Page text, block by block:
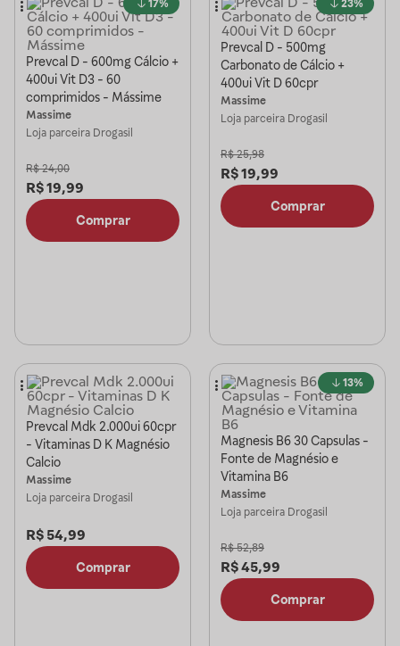
17%
Prevcal D - 600mg Cálcio +
400ui Vit D3 - 60
comprimidos - Mássime
Massime
Loja parceira Drogasil
R$ 24,00
R$19,99
Comprar
23%
Prevcal D - 500mg
Carbonato de Cálcio +
400ui Vit D 60cpr
Massime
Loja parceira Drogasil
R$ 25,98
R$19,99
Comprar
Prevcal Mdk 2.000ui 60cpr
- Vitaminas D K Magnésio
Calcio
Massime
Loja parceira Drogasil
R$ 54,99
Comprar
13%
Magnesis B6 30 Capsulas -
Fonte de Magnésio e
Vitamina B6
Massime
Loja parceira Drogasil
R$ 52,89
R$45,99
Comprar